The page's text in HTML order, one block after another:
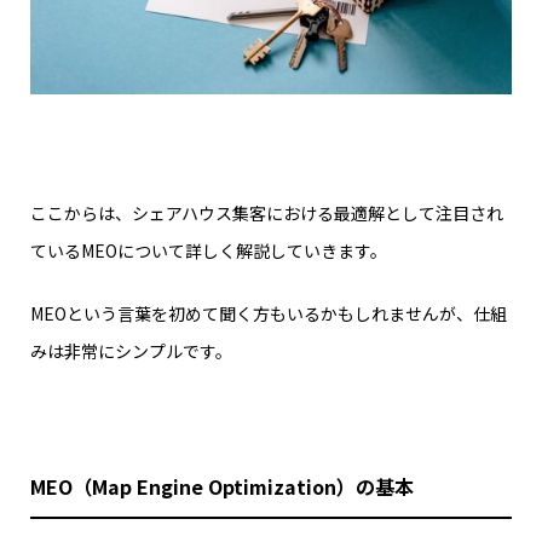
ここからは、シェアハウス集客における最適解として注目され
ているMEOについて詳しく解説していきます。
MEOという言葉を初めて聞く方もいるかもしれませんが、仕組
みは非常にシンプルです。
MEO（Map Engine Optimization）の基本